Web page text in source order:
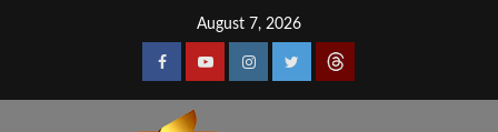
August 7, 2026